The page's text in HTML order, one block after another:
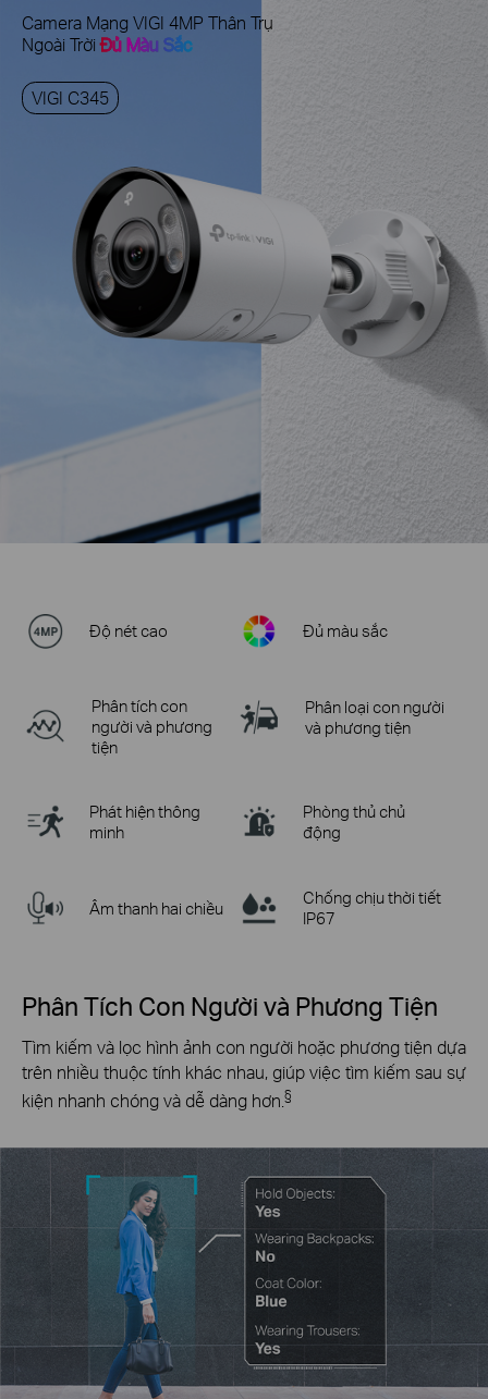
Camera Mạng VIGI 4MP Thân Trụ
Ngoài Trời Đủ Màu Sắc
VIGI C345
Độ nét cao Đủ màu sắc
Phân tích con
người và phương
tiện
Phân loại con người
và phương tiện
Phát hiện thông
minh
Phòng thủ chủ
động
Âm thanh hai chiều
Chống chịu thời tiết
IP67
Phân Tích Con Người và Phương Tiện
Tìm kiếm và lọc hình ảnh con người hoặc phương tiện dựa
trên nhiều thuộc tính khác nhau, giúp việc tìm kiếm sau sự
kiện nhanh chóng và dễ dàng hơn.§